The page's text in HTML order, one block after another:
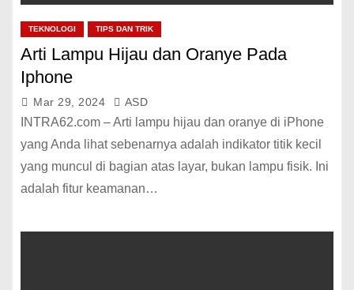
TEKNOLOGI TIPS DAN TRIK
Arti Lampu Hijau dan Oranye Pada
Iphone
Mar 29, 2024 ASD
INTRA62.com – Arti lampu hijau dan oranye di iPhone
yang Anda lihat sebenarnya adalah indikator titik kecil
yang muncul di bagian atas layar, bukan lampu fisik. Ini
adalah fitur keamanan…